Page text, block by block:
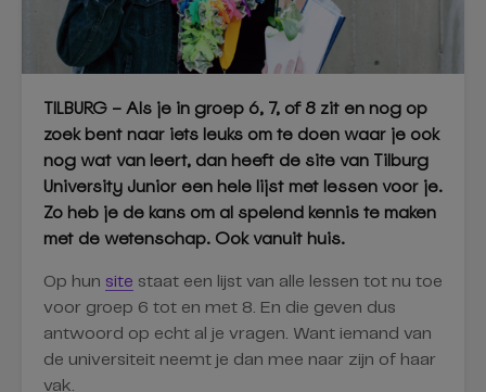
TILBURG – Als je in groep 6, 7, of 8 zit en nog op
zoek bent naar iets leuks om te doen waar je ook
nog wat van leert, dan heeft de site van Tilburg
University Junior een hele lijst met lessen voor je.
Zo heb je de kans om al spelend kennis te maken
met de wetenschap. Ook vanuit huis.
Op hun site staat een lijst van alle lessen tot nu toe
voor groep 6 tot en met 8. En die geven dus
antwoord op echt al je vragen. Want iemand van
de universiteit neemt je dan mee naar zijn of haar
vak.